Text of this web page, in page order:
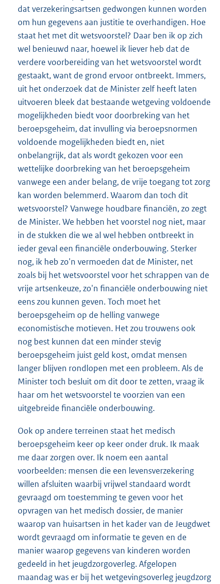
dat verzekeringsartsen gedwongen kunnen worden
om hun gegevens aan justitie te overhandigen. Hoe
staat het met dit wetsvoorstel? Daar ben ik op zich
wel benieuwd naar, hoewel ik liever heb dat de
verdere voorbereiding van het wetsvoorstel wordt
gestaakt, want de grond ervoor ontbreekt. Immers,
uit het onderzoek dat de Minister zelf heeft laten
uitvoeren bleek dat bestaande wetgeving voldoende
mogelijkheden biedt voor doorbreking van het
beroepsgeheim, dat invulling via beroepsnormen
voldoende mogelijkheden biedt en, niet
onbelangrijk, dat als wordt gekozen voor een
wettelijke doorbreking van het beroepsgeheim
vanwege een ander belang, de vrije toegang tot zorg
kan worden belemmerd. Waarom dan toch dit
wetsvoorstel? Vanwege houdbare financiën, zo zegt
de Minister. We hebben het voorstel nog niet, maar
in de stukken die we al wel hebben ontbreekt in
ieder geval een financiële onderbouwing. Sterker
nog, ik heb zo'n vermoeden dat de Minister, net
zoals bij het wetsvoorstel voor het schrappen van de
vrije artsenkeuze, zo'n financiële onderbouwing niet
eens zou kunnen geven. Toch moet het
beroepsgeheim op de helling vanwege
economistische motieven. Het zou trouwens ook
nog best kunnen dat een minder stevig
beroepsgeheim juist geld kost, omdat mensen
langer blijven rondlopen met een probleem. Als de
Minister toch besluit om dit door te zetten, vraag ik
haar om het wetsvoorstel te voorzien van een
uitgebreide financiële onderbouwing.
Ook op andere terreinen staat het medisch
beroepsgeheim keer op keer onder druk. Ik maak
me daar zorgen over. Ik noem een aantal
voorbeelden: mensen die een levensverzekering
willen afsluiten waarbij vrijwel standaard wordt
gevraagd om toestemming te geven voor het
opvragen van het medisch dossier, de manier
waarop van huisartsen in het kader van de Jeugdwet
wordt gevraagd om informatie te geven en de
manier waarop gegevens van kinderen worden
gedeeld in het jeugdzorgoverleg. Afgelopen
maandag was er bij het wetgevingsoverleg jeugdzorg